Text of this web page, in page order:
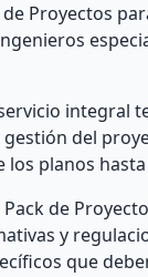
de Proyectos
integral
del
los planos
de
y
que